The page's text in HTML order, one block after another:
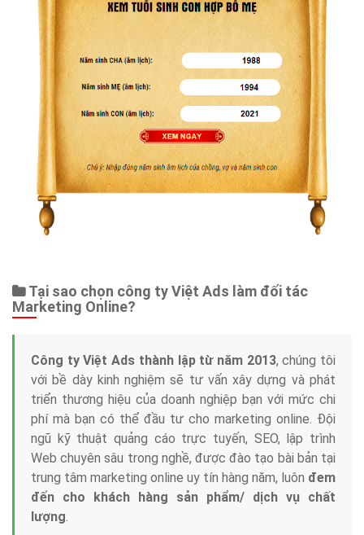
Tại sao chọn công ty Việt Ads làm đối tác
Marketing Online?
Công ty Việt Ads thành lập từ năm 2013, chúng tôi
với bề dày kinh nghiệm sẽ tư vấn xây dựng và phát
triển thương hiệu của doanh nghiệp bạn với mức chi
phí mà bạn có thể đầu tư cho marketing online. Đội
ngũ kỹ thuật quảng cáo trực tuyến, SEO, lập trình
Web chuyên sâu trong nghề, được đào tạo bài bản tại
trung tâm marketing online uy tín hàng năm, luôn đem
đến cho khách hàng sản phẩm/ dịch vụ chất
lượng.